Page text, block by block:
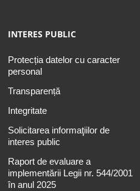
INTERES PUBLIC
Protecția datelor cu caracter
personal
Transparență
Integritate
Solicitarea informaţiilor de
interes public
Raport de evaluare a
implementării Legii nr. 544/2001
în anul 2025